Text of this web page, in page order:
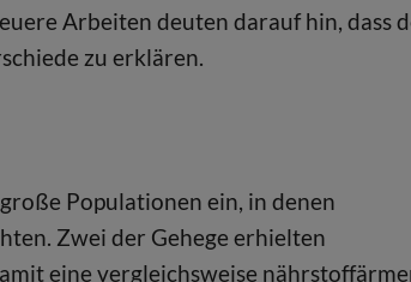
Arbeiten deuten darauf hin, dass
zu erklären.
Populationen ein, in denen
Zwei der Gehege erhielten
eine vergleichsweise